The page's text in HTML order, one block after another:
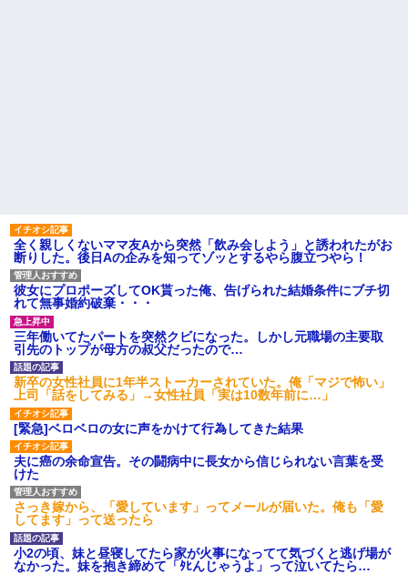
全く親しくないママ友Aから突然「飲み会しよう」と誘われたがお
断りした。後日Aの企みを知ってゾッとするやら腹立つやら！
彼女にプロポーズしてOK貰った俺、告げられた結婚条件にブチ切
れて無事婚約破棄・・・
三年働いてたパートを突然クビになった。しかし元職場の主要取
引先のトップが母方の叔父だったので…
新卒の女性社員に1年半ストーカーされていた。俺「マジで怖い」
上司「話をしてみる」→女性社員「実は10数年前に…」
[緊急]ベロベロの女に声をかけて行為してきた結果
夫に癌の余命宣告。その闘病中に長女から信じられない言葉を受
けた
さっき嫁から、「愛しています」ってメールが届いた。俺も「愛
してます」って送ったら
小2の頃、妹と昼寝してたら家が火事になってて気づくと逃げ場が
なかった。妹を抱き締めて「ﾀﾋんじゃうよ」って泣いてたら…